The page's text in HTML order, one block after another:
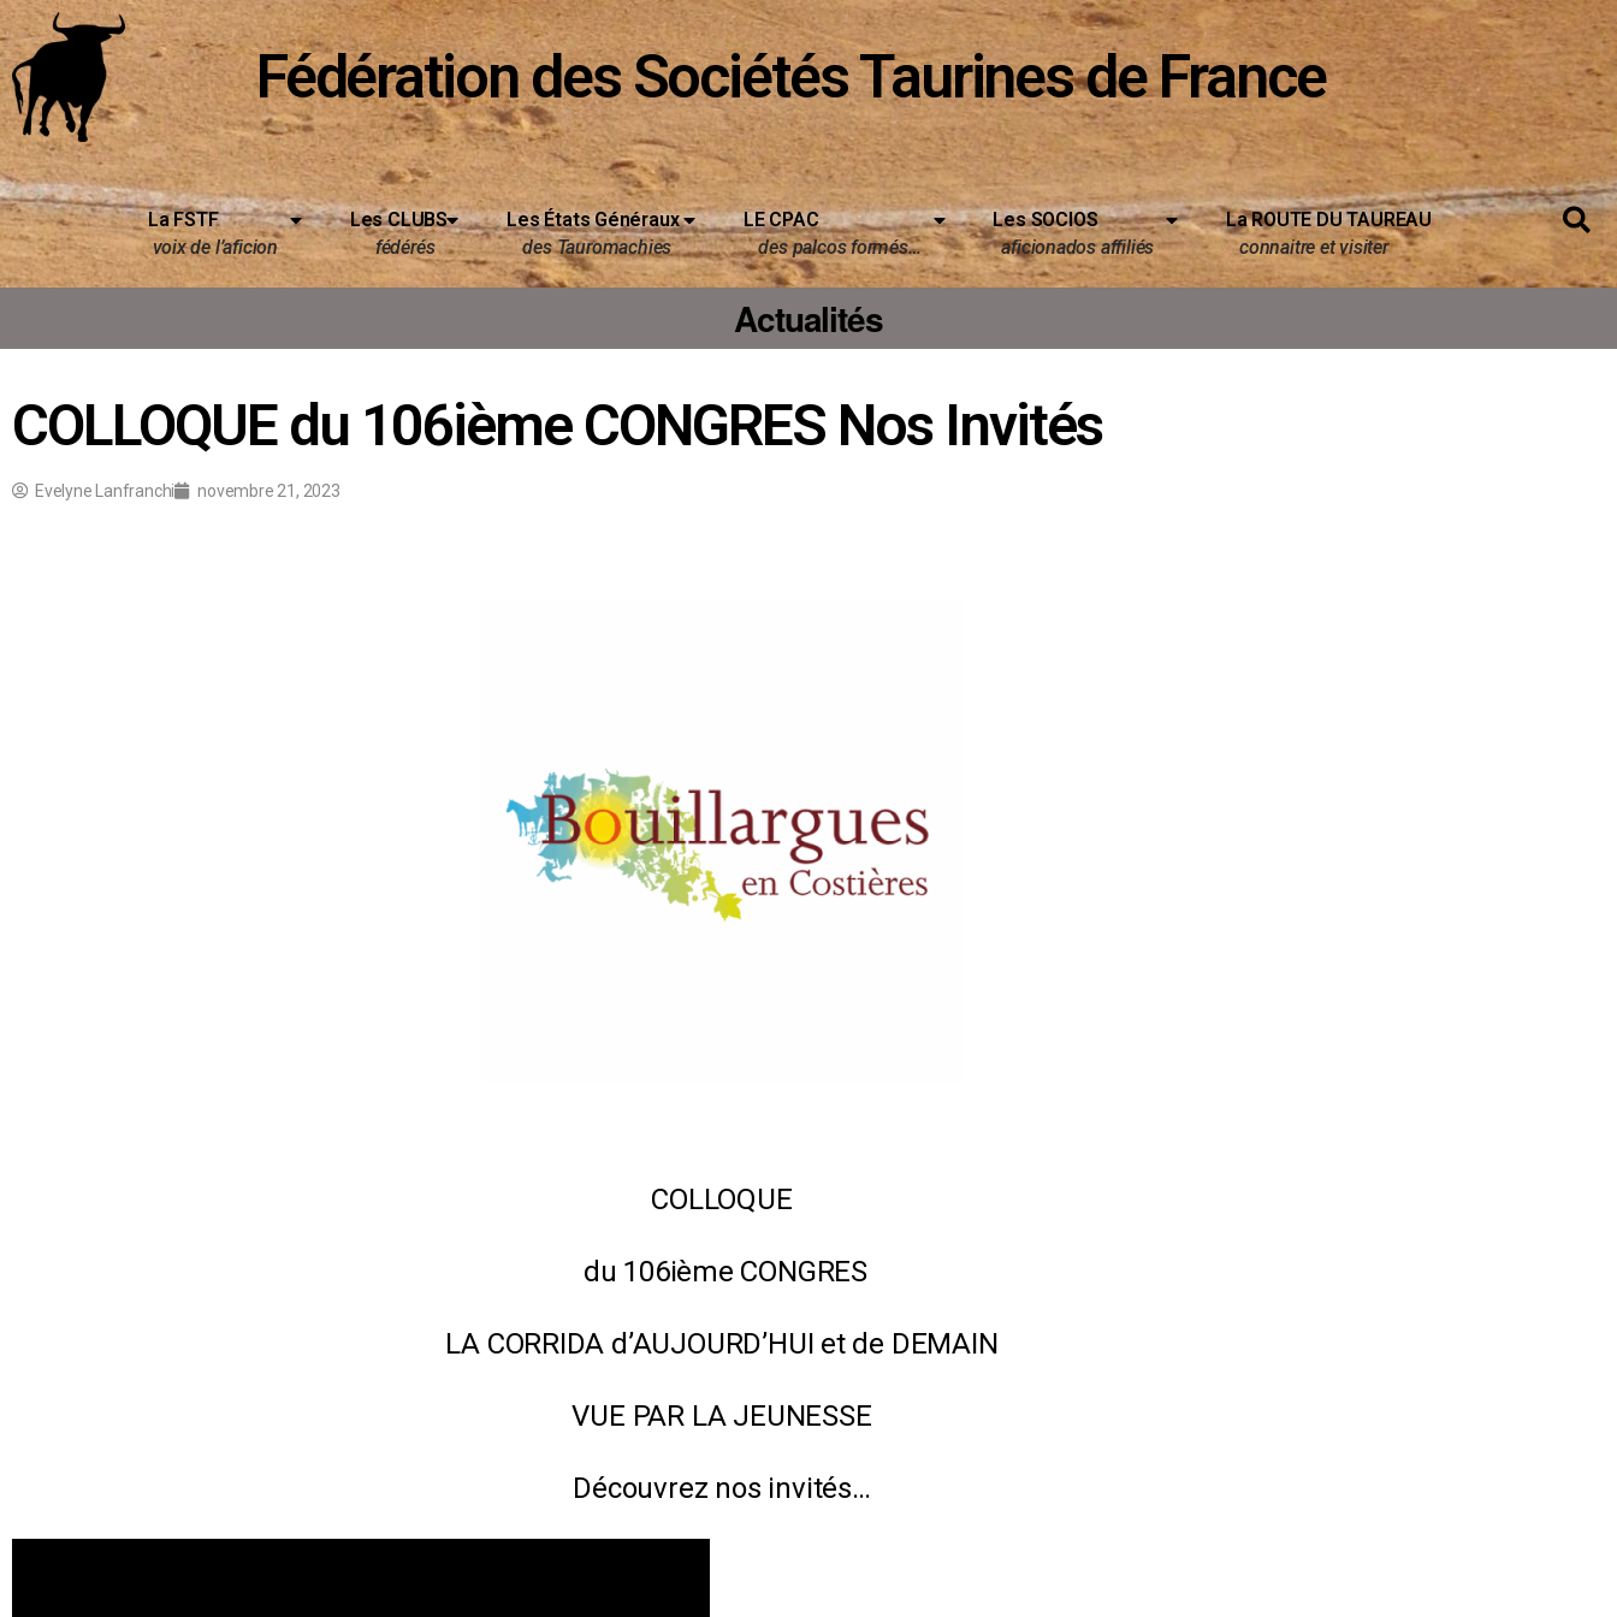
Fédération des Sociétés Taurines de France
La FSTF
voix de l’aficion
Les CLUBS
fédérés
Les États Généraux
des Tauromachies
LE CPAC
des palcos formés…
Les SOCIOS
aficionados affiliés
La ROUTE DU TAUREAU
connaitre et visiter
Actualités
COLLOQUE du 106ième CONGRES Nos Invités
Evelyne Lanfranchi novembre 21, 2023
COLLOQUE
du 106ième CONGRES
LA CORRIDA d’AUJOURD’HUI et de DEMAIN
VUE PAR LA JEUNESSE
Découvrez nos invités…